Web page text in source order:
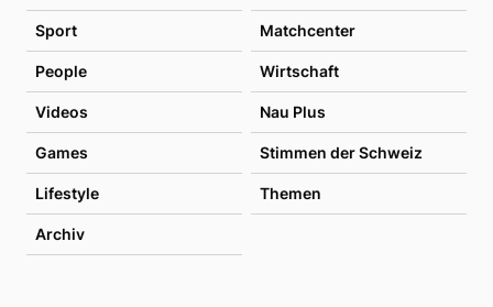
Sport Matchcenter
People Wirtschaft
Videos Nau Plus
Games Stimmen der Schweiz
Lifestyle Themen
Archiv